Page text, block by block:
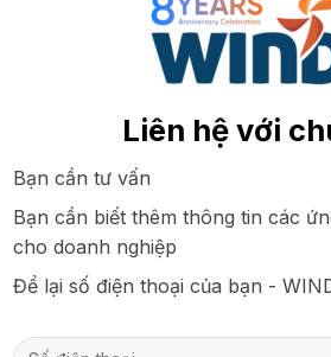
Liên hệ với
Bạn cần tư vấn
Bạn cần biết thêm thông tin các
cho doanh nghiệp
Để lại số điện thoại của bạn -
Cho
trọng